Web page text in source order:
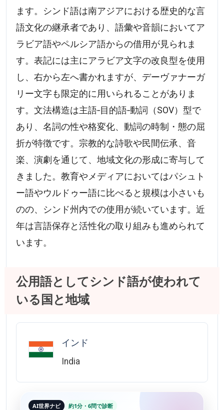
ます。シンド語は南アジアにおける歴史的な言
語文化の継承者であり、語彙や音韻においてア
ラビア語やペルシア語からの借用が見られま
す。表記には主にアラビア文字の改良型を使用
し、右から左へ書かれますが、デーヴァナーガ
リー文字も限定的に用いられることがありま
す。文法構造は主語‐目的語‐動詞（SOV）型で
あり、名詞の性や格変化、動詞の時制・態の屈
折が特徴です。宗教的な詩歌や民間伝承、音
楽、演劇を通じて、地域文化の形成に寄与して
きました。教育やメディアにおいてはパシュト
ー語やウルドゥー語に比べると規模は小さいも
のの、シンド州内での使用が続いています。近
年は言語保存と活性化の取り組みも進められて
います。
公用語としてシンド語が使われて
いる国と地域
インド
India
AI世界ナビ 約1分・6問で診断